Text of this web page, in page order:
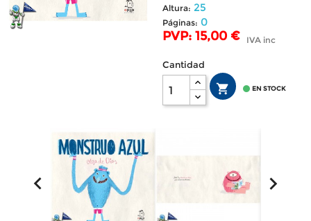
Altura: 25
Páginas: 0
PVP: 15,00 € IVA inc
Cantidad
  EN STOCK
 